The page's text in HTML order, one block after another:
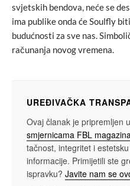
svjetskih bendova, neće se
ima publike onda će Soulfly
budućnosti za sve nas.
računanja novog vremena.
UREĐIVAČKA
Ovaj članak je pripremljen
smjernicama FBL
tačnost, integritet i
informacije. Primijetili ste
ispravku? Javite nam se